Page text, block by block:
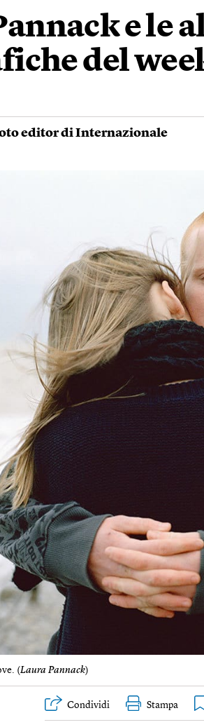
e le
del
editor di Internazionale
(Laura Pannack)
Condividi Stampa